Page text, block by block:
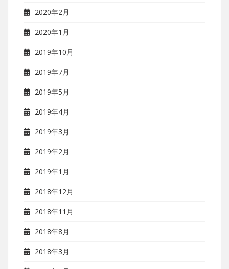
2020年2月
2020年1月
2019年10月
2019年7月
2019年5月
2019年4月
2019年3月
2019年2月
2019年1月
2018年12月
2018年11月
2018年8月
2018年3月